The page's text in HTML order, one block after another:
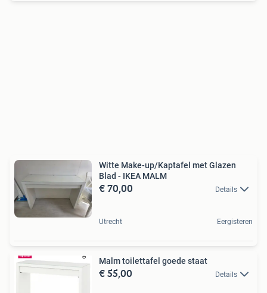
Witte Make-up/Kaptafel met Glazen
Blad - IKEA MALM
€ 70,00 Details
Utrecht Eergisteren
Malm toilettafel goede staat
€ 55,00 Details